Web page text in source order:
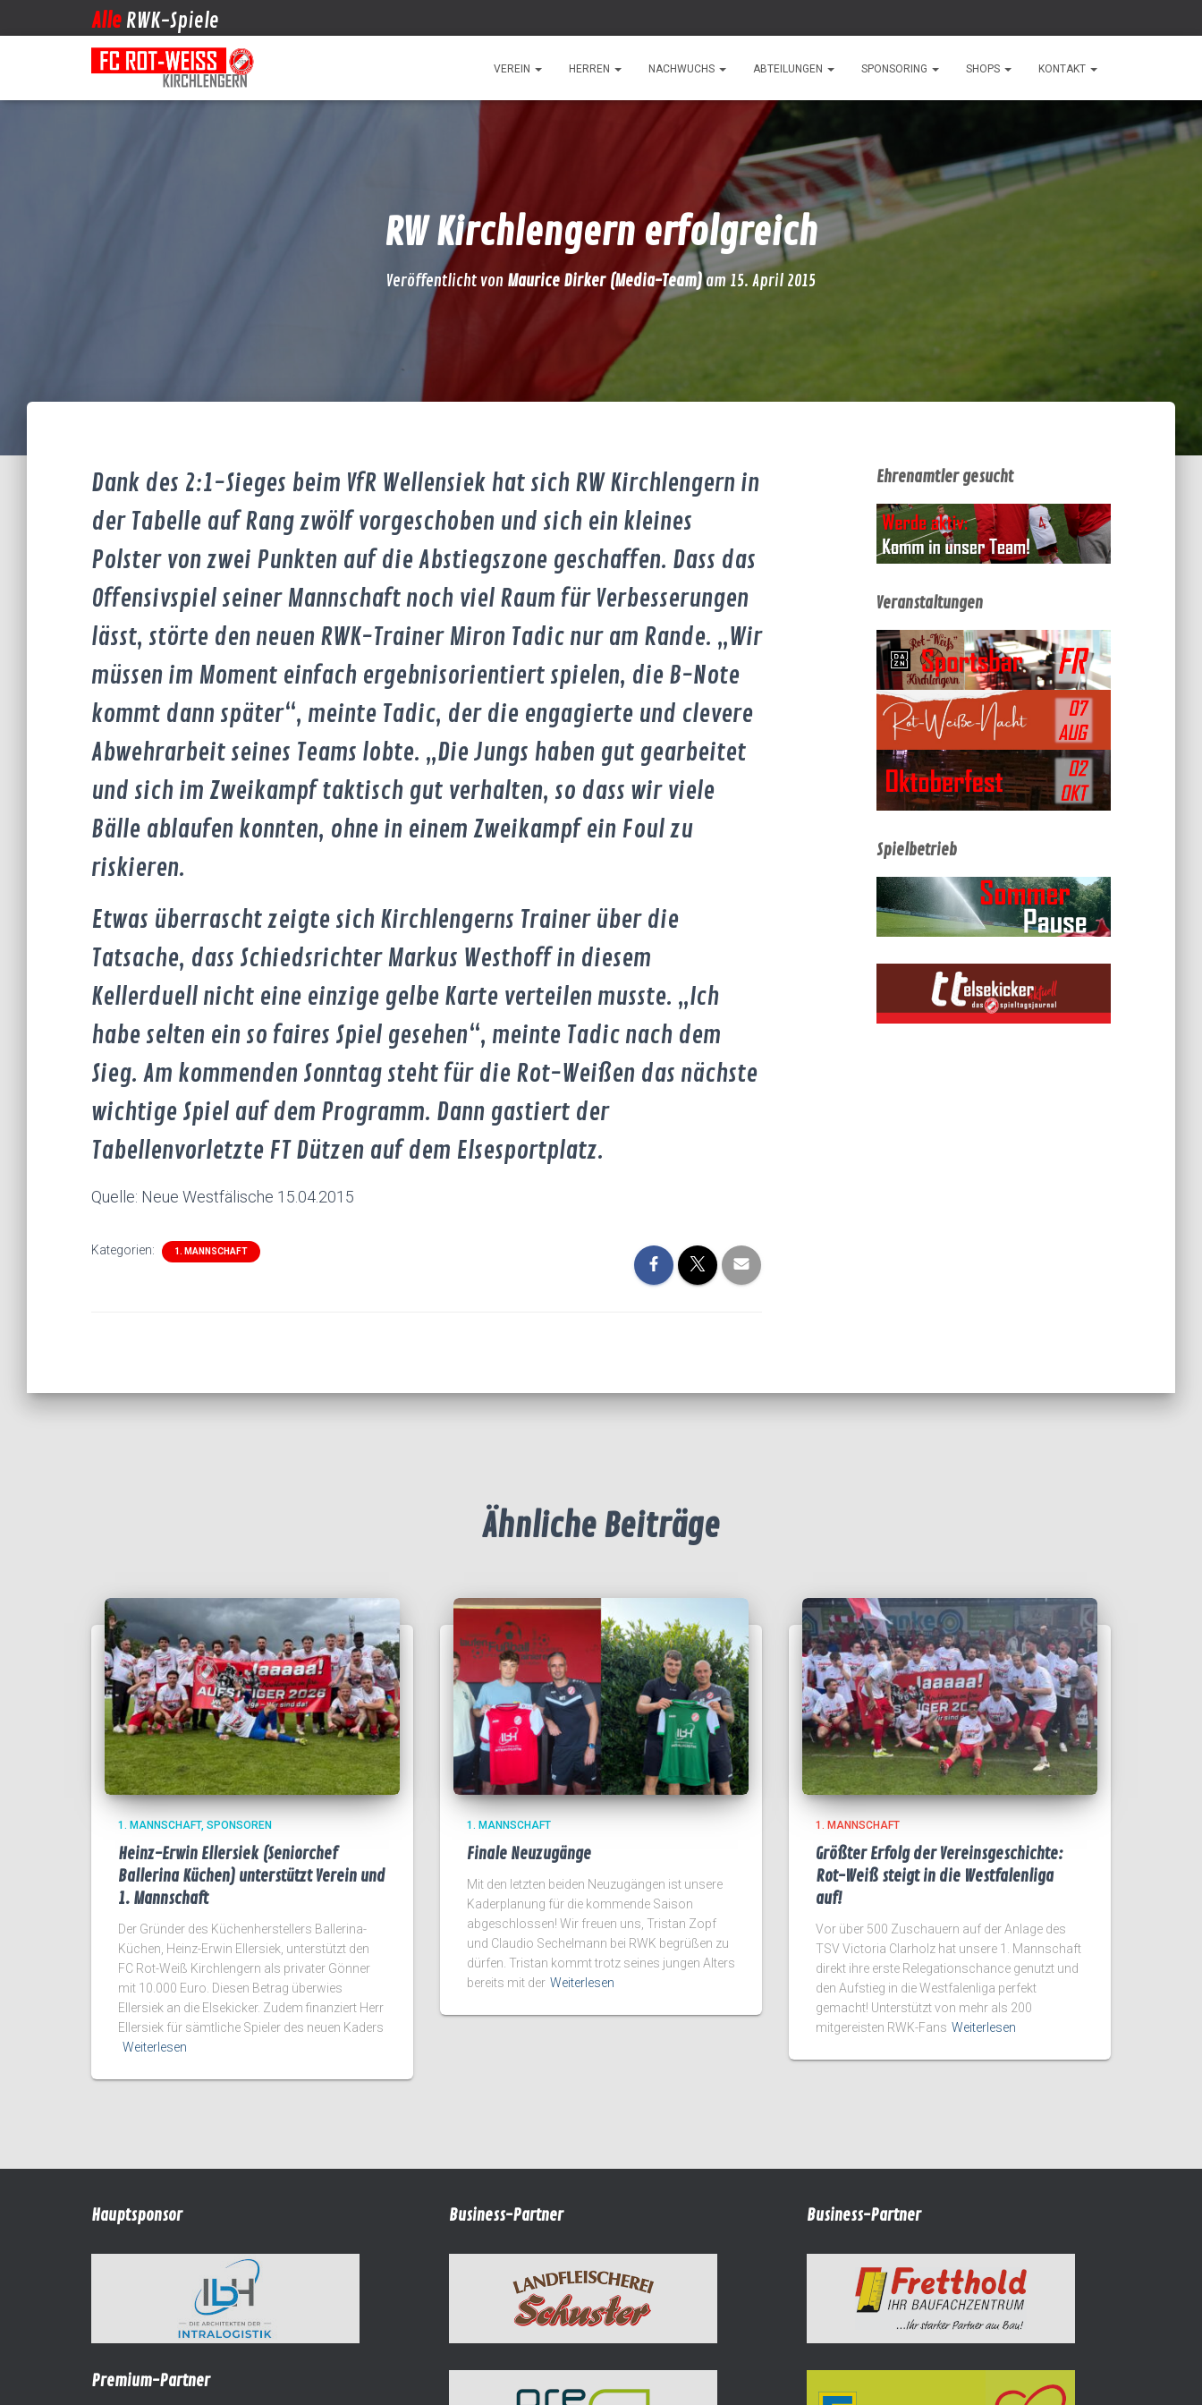
Alle RWK-Spiele
VEREIN HERREN NACHWUCHS ABTEILUNGEN SPONSORING SHOPS KONTAKT
RW Kirchlengern erfolgreich
Veröffentlicht von Maurice Dirker (Media-Team)am15. April 2015
Dank des 2:1-Sieges beim VfR Wellensiek hat sich RW Kirchlengern in
der Tabelle auf Rang zwölf vorgeschoben und sich ein kleines
Polster von zwei Punkten auf die Abstiegszone geschaffen. Dass das
Offensivspiel seiner Mannschaft noch viel Raum für Verbesserungen
lässt, störte den neuen RWK-Trainer Miron Tadic nur am Rande. „Wir
müssen im Moment einfach ergebnisorientiert spielen, die B-Note
kommt dann später“, meinte Tadic, der die engagierte und clevere
Abwehrarbeit seines Teams lobte. „Die Jungs haben gut gearbeitet
und sich im Zweikampf taktisch gut verhalten, so dass wir viele
Bälle ablaufen konnten, ohne in einem Zweikampf ein Foul zu
riskieren.
Etwas überrascht zeigte sich Kirchlengerns Trainer über die
Tatsache, dass Schiedsrichter Markus Westhoff in diesem
Kellerduell nicht eine einzige gelbe Karte verteilen musste. „Ich
habe selten ein so faires Spiel gesehen“, meinte Tadic nach dem
Sieg. Am kommenden Sonntag steht für die Rot-Weißen das nächste
wichtige Spiel auf dem Programm. Dann gastiert der
Tabellenvorletzte FT Dützen auf dem Elsesportplatz.
Quelle: Neue Westfälische 15.04.2015
Kategorien: 1. MANNSCHAFT
Ehrenamtler gesucht
Veranstaltungen
Spielbetrieb
Ähnliche Beiträge
1. MANNSCHAFT SPONSOREN
Heinz-Erwin Ellersiek (Seniorchef
Ballerina Küchen) unterstützt Verein und
1. Mannschaft
Der Gründer des Küchenherstellers Ballerina-
Küchen, Heinz-Erwin Ellersiek, unterstützt den
FC Rot-Weiß Kirchlengern als privater Gönner
mit 10.000 Euro. Diesen Betrag überwies
Ellersiek an die Elsekicker. Zudem finanziert Herr
Ellersiek für sämtliche Spieler des neuen Kaders
Weiterlesen
1. MANNSCHAFT
Finale Neuzugänge
Mit den letzten beiden Neuzugängen ist unsere
Kaderplanung für die kommende Saison
abgeschlossen! Wir freuen uns, Tristan Zopf
und Claudio Sechelmann bei RWK begrüßen zu
dürfen. Tristan kommt trotz seines jungen Alters
bereits mit der Weiterlesen
1. MANNSCHAFT
Größter Erfolg der Vereinsgeschichte:
Rot-Weiß steigt in die Westfalenliga
auf!
Vor über 500 Zuschauern auf der Anlage des
TSV Victoria Clarholz hat unsere 1. Mannschaft
direkt ihre erste Relegationschance genutzt und
den Aufstieg in die Westfalenliga perfekt
gemacht! Unterstützt von mehr als 200
mitgereisten RWK-Fans Weiterlesen
Hauptsponsor
Premium-Partner
Business-Partner Business-Partner